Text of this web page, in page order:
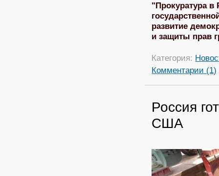
"Прокуратура в
развитие
и защиты прав
Категория:
Комментарии (1)
Россия
США